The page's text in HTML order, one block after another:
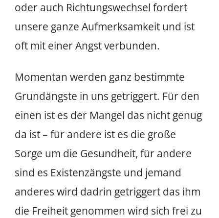
oder auch Richtungswechsel fordert
unsere ganze Aufmerksamkeit und ist
oft mit einer Angst verbunden.
Momentan werden ganz bestimmte
Grundängste in uns getriggert. Für den
einen ist es der Mangel das nicht genug
da ist – für andere ist es die große
Sorge um die Gesundheit, für andere
sind es Existenzängste und jemand
anderes wird dadrin getriggert das ihm
die Freiheit genommen wird sich frei zu